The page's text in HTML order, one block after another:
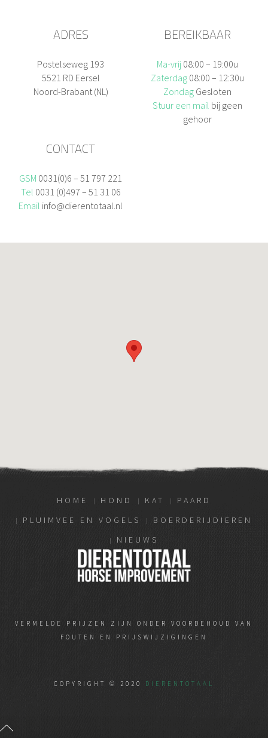
ADRES
Postelseweg 193
5521 RD Eersel
Noord-Brabant (NL)
BEREIKBAAR
Ma-vrij 08:00 – 19:00u
Zaterdag 08:00 – 12:30u
Zondag Gesloten
Stuur een mail bij geen
gehoor
CONTACT
GSM 0031(0)6 – 51 797 221
Tel 0031 (0)497 – 51 31 06
Email info@dierentotaal.nl
HOME HOND KAT
PAARD
PLUIMVEE EN VOGELS
BOERDERIJDIEREN
NIEUWS
VERMELDE PRIJZEN ZIJN ONDER VOORBEHOUD VAN
FOUTEN EN PRIJSWIJZIGINGEN
COPYRIGHT © 2020 DIERENTOTAAL